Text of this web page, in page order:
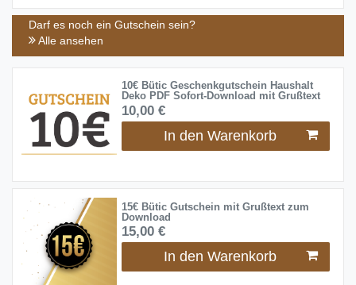
Darf es noch ein Gutschein sein?
Alle ansehen
10€ Bütic Geschenkgutschein Haushalt
Deko PDF Sofort-Download mit Grußtext
10,00 €
In den Warenkorb
15€ Bütic Gutschein mit Grußtext zum
Download
15,00 €
In den Warenkorb